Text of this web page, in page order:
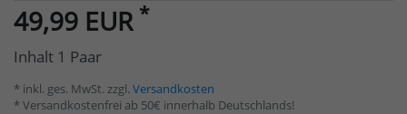
49,99 EUR *
Inhalt 1 Paar
* inkl. ges. MwSt. zzgl. Versandkosten
* Versandkostenfrei ab 50€ innerhalb Deutschlands!